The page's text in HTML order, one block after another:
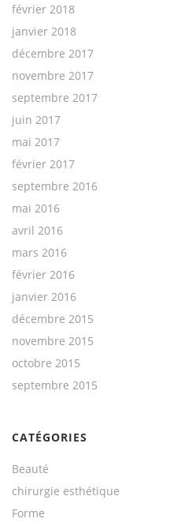
février 2018
janvier 2018
décembre 2017
novembre 2017
septembre 2017
juin 2017
mai 2017
février 2017
septembre 2016
mai 2016
avril 2016
mars 2016
février 2016
janvier 2016
décembre 2015
novembre 2015
octobre 2015
septembre 2015
CATÉGORIES
Beauté
chirurgie esthétique
Forme